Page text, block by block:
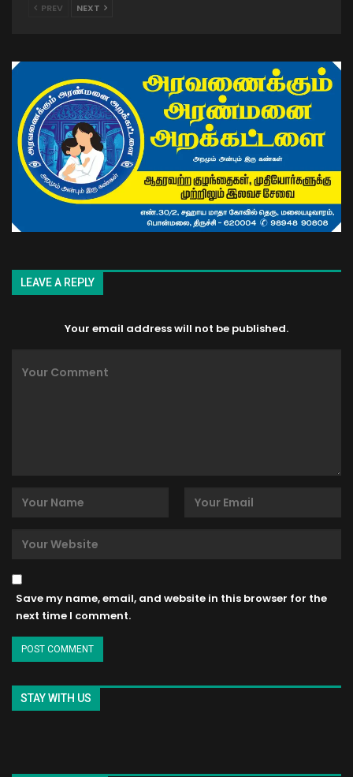
PREV NEXT
LEAVE A REPLY
Your email address will not be published.
Save my name, email, and website in this browser for the
next time I comment.
STAY WITH US